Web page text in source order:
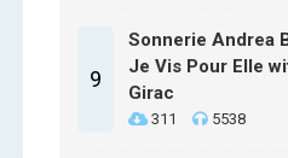
9
Sonnerie Andrea
Je Vis Pour Elle
Girac
311 5538